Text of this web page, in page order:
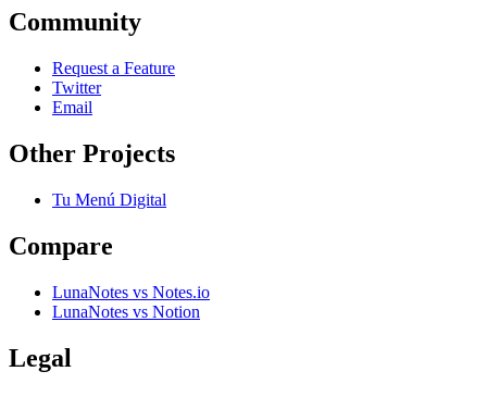
Community
Request a Feature
Twitter
Email
Other Projects
Tu Menú Digital
Compare
LunaNotes vs Notes.io
LunaNotes vs Notion
Legal